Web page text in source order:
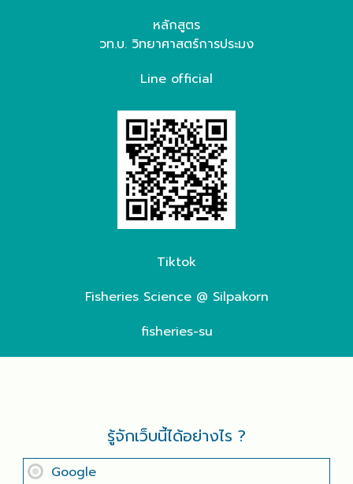
หลักสูตร
วท.บ. วิทยาศาสตร์การประมง
Line official
Tiktok
Fisheries Science @ Silpakorn
fisheries-su
รู้จักเว็บนี้ได้อย่างไร ?
Google